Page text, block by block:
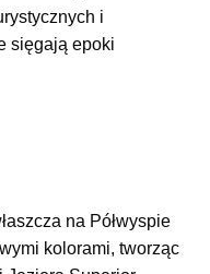
i
sięgają epoki
na Półwyspie
kolorami, tworząc